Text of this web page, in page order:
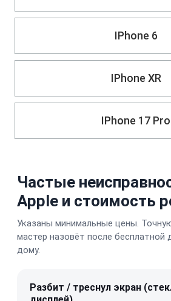
IPhone 6
IPhone XR
IPhone 17 Pro
Частые
Apple и стоимость
Указаны минимальные цены.
мастер назовёт после бесплатной
дому.
Разбит / треснул экран